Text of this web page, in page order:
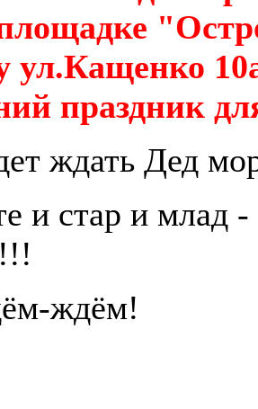
площадке
ул.Кащенко
праздник
ждать Дед
и стар и млад
ждём!